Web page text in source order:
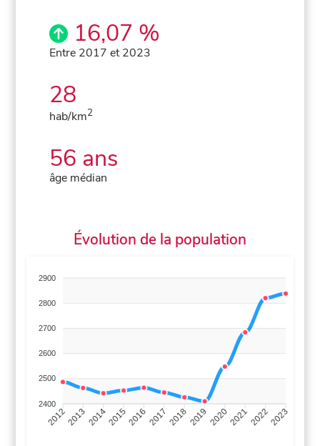
16,07 %
Entre 2017 et 2023
28
hab/km2
56 ans
âge médian
Évolution de la population
2900
2800
2700
2600
2500
2400
201220132014201520162017 20182019 2020202120222023